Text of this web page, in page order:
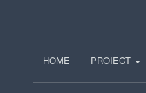
HOME PROIECT